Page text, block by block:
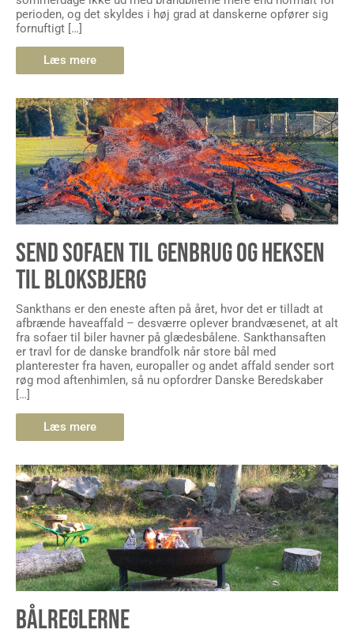
perioden, og det skyldes i høj grad at danskerne opfører sig
fornuftigt […]
Læs mere
SEND SOFAEN TIL GENBRUG OG HEKSEN
TIL BLOKSBJERG
Sankthans er den eneste aften på året, hvor det er tilladt at
afbrænde haveaffald – desværre oplever brandvæsenet, at alt
fra sofaer til biler havner på glædesbålene. Sankthansaften
er travl for de danske brandfolk når store bål med
planterester fra haven, europaller og andet affald sender sort
røg mod aftenhimlen, så nu opfordrer Danske Beredskaber
[…]
Læs mere
BÅLREGLERNE